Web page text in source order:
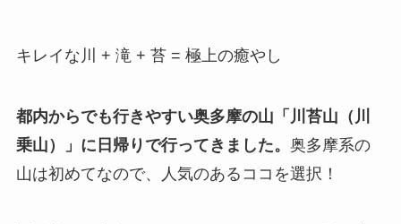
キレイな川 + 滝 + 苔 = 極上の癒やし
都内からでも行きやすい奥多摩の山「川苔山（川
乗山）」に日帰りで行ってきました。 奥多摩系の
山は初めてなので、人気のあるココを選択！